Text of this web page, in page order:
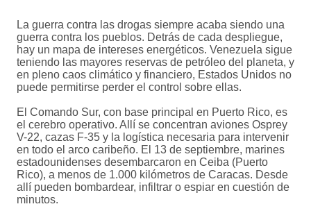
La guerra contra las drogas siempre acaba siendo una
guerra contra los pueblos. Detrás de cada despliegue,
hay un mapa de intereses energéticos. Venezuela sigue
teniendo las mayores reservas de petróleo del planeta, y
en pleno caos climático y financiero, Estados Unidos no
puede permitirse perder el control sobre ellas.
El Comando Sur, con base principal en Puerto Rico, es
el cerebro operativo. Allí se concentran aviones Osprey
V-22, cazas F-35 y la logística necesaria para intervenir
en todo el arco caribeño. El 13 de septiembre, marines
estadounidenses desembarcaron en Ceiba (Puerto
Rico), a menos de 1.000 kilómetros de Caracas. Desde
allí pueden bombardear, infiltrar o espiar en cuestión de
minutos.